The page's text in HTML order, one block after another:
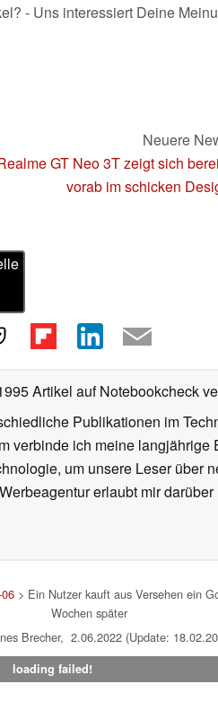
- Uns interessiert Deine
Neuere
GT Neo 3T zeigt sich
vorab im schicken
Artikel auf Notebookcheck
Publikationen im
verbinde ich meine
um unsere Leser über
erlaubt mir
> Ein Nutzer kauft aus Versehen ein
Wochen später
Brecher, 2.06.2022 (Update:
loading failed!